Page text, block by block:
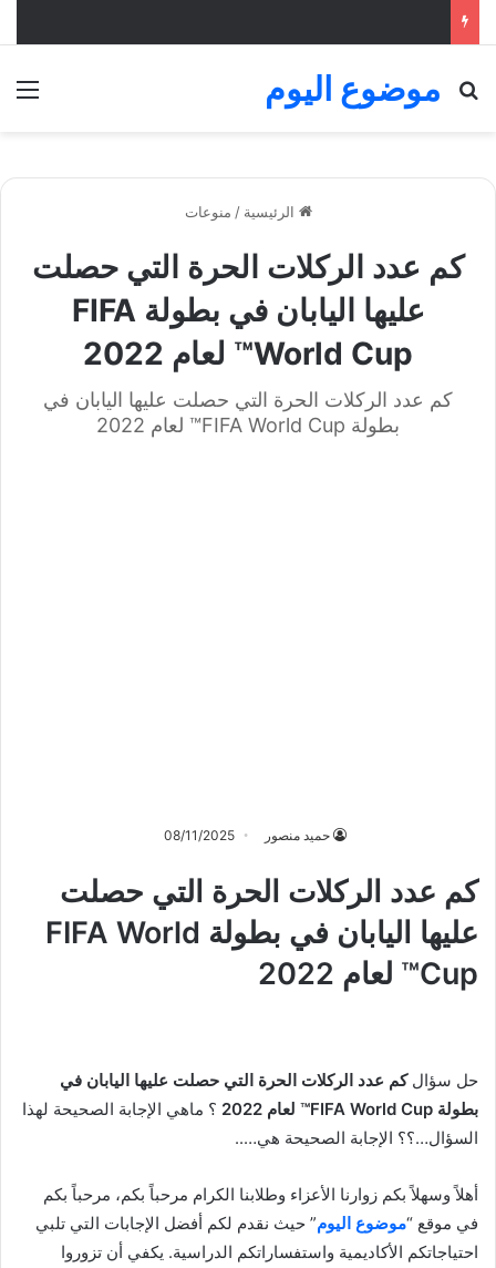
موضوع اليوم
بحث عن
الرئيسية / منوعات
كم عدد الركلات الحرة التي حصلت
عليها اليابان في بطولة FIFA
World Cup™ لعام 2022
كم عدد الركلات الحرة التي حصلت عليها اليابان في
بطولة FIFA World Cup™ لعام 2022
حميد منصور 08/11/2025
كم عدد الركلات الحرة التي حصلت
عليها اليابان في بطولة FIFA World
Cup™ لعام 2022
حل سؤالكم عدد الركلات الحرة التي حصلت عليها اليابان في
بطولة FIFA World Cup™ لعام 2022
؟ ماهي الإجابة الصحيحة لهذا
السؤال…؟؟ الإجابة الصحيحة هي…..
أهلاً وسهلاً بكم زوارنا الأعزاء وطلابنا الكرام مرحباً بكم، مرحباً بكم
في موقع “موضوع اليوم” حيث نقدم لكم أفضل الإجابات التي تلبي
احتياجاتكم الأكاديمية واستفساراتكم الدراسية. يكفي أن تزوروا